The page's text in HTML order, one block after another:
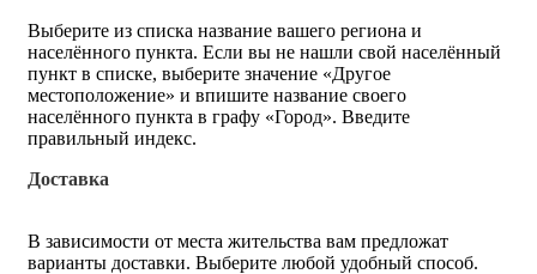
Выберите из списка название вашего региона и
населённого пункта. Если вы не нашли свой населённый
пункт в списке, выберите значение «Другое
местоположение» и впишите название своего
населённого пункта в графу «Город». Введите
правильный индекс.
Доставка
В зависимости от места жительства вам предложат
варианты доставки. Выберите любой удобный способ.